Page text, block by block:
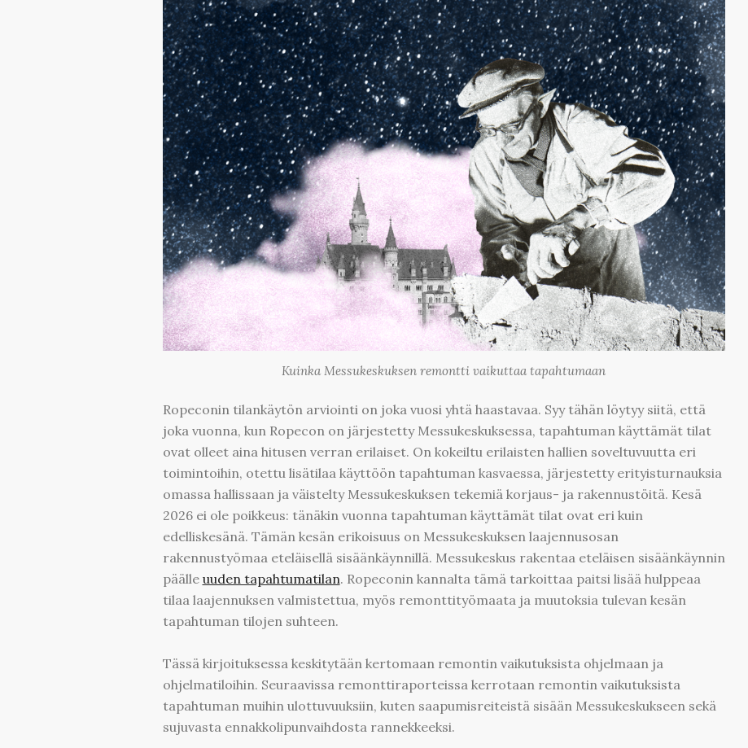
Kuinka Messukeskuksen remontti vaikuttaa tapahtumaan
Ropeconin tilankäytön arviointi on joka vuosi yhtä haastavaa. Syy tähän löytyy siitä, että
joka vuonna, kun Ropecon on järjestetty Messukeskuksessa, tapahtuman käyttämät tilat
ovat olleet aina hitusen verran erilaiset. On kokeiltu erilaisten hallien soveltuvuutta eri
toimintoihin, otettu lisätilaa käyttöön tapahtuman kasvaessa, järjestetty erityisturnauksia
omassa hallissaan ja väistelty Messukeskuksen tekemiä korjaus- ja rakennustöitä. Kesä
2026 ei ole poikkeus: tänäkin vuonna tapahtuman käyttämät tilat ovat eri kuin
edelliskesänä. Tämän kesän erikoisuus on Messukeskuksen laajennusosan
rakennustyömaa eteläisellä sisäänkäynnillä. Messukeskus rakentaa eteläisen sisäänkäynnin
päälle uuden tapahtumatilan. Ropeconin kannalta tämä tarkoittaa paitsi lisää hulppeaa
tilaa laajennuksen valmistettua, myös remonttityömaata ja muutoksia tulevan kesän
tapahtuman tilojen suhteen.
Tässä kirjoituksessa keskitytään kertomaan remontin vaikutuksista ohjelmaan ja
ohjelmatiloihin. Seuraavissa remonttiraporteissa kerrotaan remontin vaikutuksista
tapahtuman muihin ulottuvuuksiin, kuten saapumisreiteistä sisään Messukeskukseen sekä
sujuvasta ennakkolipunvaihdosta rannekkeeksi.